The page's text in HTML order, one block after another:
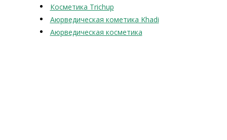
Косметика Trichup
Аюрведическая кометика Khadi
Аюрведическая косметика